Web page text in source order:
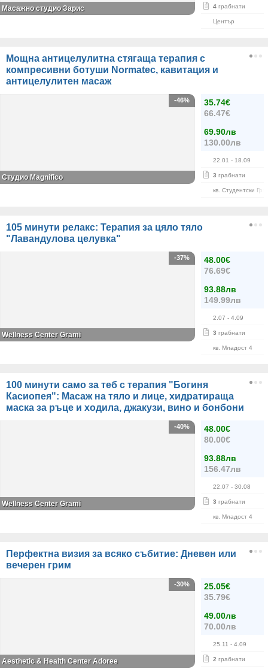
4 грабнати
Център
Масажно студио Зарис
Мощна антицелулитна стягаща терапия с
компресивни ботуши Normatec, кавитация и
антицелулитен масаж
35.74€
66.47€
69.90лв
130.00лв
22.01 - 18.09
3 грабнати
кв. Студентски
-46%
Студио Magnifico
105 минути релакс: Терапия за цяло тяло
"Лавандулова целувка"
48.00€
76.69€
93.88лв
149.99лв
2.07 - 4.09
3 грабнати
кв. Младост 4
-37%
Wellness Center Grami
100 минути само за теб с терапия "Богиня
Касиопея": Масаж на тяло и лице, хидратираща
маска за ръце и ходила, джакузи, вино и бонбони
48.00€
80.00€
93.88лв
156.47лв
22.07 - 30.08
3 грабнати
кв. Младост 4
-40%
Wellness Center Grami
Перфектна визия за всяко събитие: Дневен или
вечерен грим
25.05€
35.79€
49.00лв
70.00лв
25.11 - 4.09
2 грабнати
-30%
Aesthetic & Health Center Adoree